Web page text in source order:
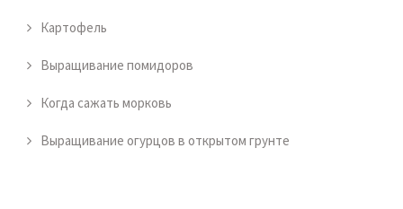
Картофель
Выращивание помидоров
Когда сажать морковь
Выращивание огурцов в открытом грунте